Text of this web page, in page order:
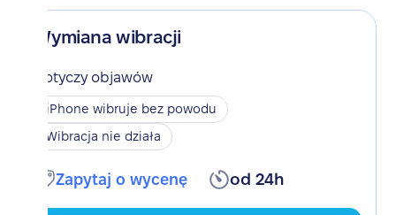
Wymiana wibracji
Dotyczy objawów
iPhone wibruje bez powodu
Wibracja nie działa
Zapytaj o wycenę od 24h